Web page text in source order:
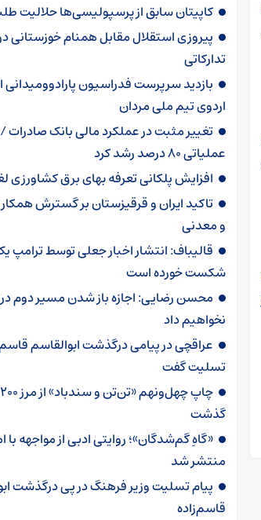
کاپیتان سابق از پرسپولیسی‌ها حلالیت
پیروزی استقلال مقابل همنام خوزستانی
تدارکاتی
بازدید سرپرست فدراسیون پارادوومیدانی
اردوی تیم ملی مردان
تغییر مثبت در عملکرد مالی بانک صادرات
عملیاتی ۸۰ درصد رشد کرد
افزایش پلکانی تعرفه بهای برق کشاورزی
تاکید ایران و قرقیزستان بر گسترش
و معدنی
قالیباف: انتشار اخبار جعلی توسط ترامپ
شکست خورده است
محسن رضایی: اجازه باز شدن مسیر دوم در
نخواهیم داد
عراقچی در پیامی درگذشت ابوالقاسم
تسلیت گفت
گذشت
«گاهِ گم‌شدگان»؛ روایتی ادبی از مواجهه با
منتشر شد
پیام تسلیت وزیر فرهنگ در پی درگذشت
قاسم‌زاده